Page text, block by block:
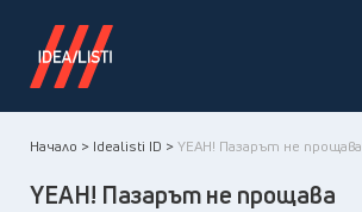
Начало > Idealisti ID >YEAH! Пазарът не прощава
YEAH! Пазарът не прощава